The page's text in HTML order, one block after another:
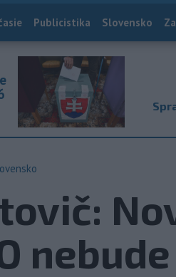
Publicistika Slovensko